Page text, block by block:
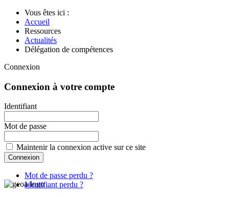
Vous êtes ici :
Accueil
Ressources
Actualités
Délégation de compétences
Connexion
Connexion à votre compte
Identifiant
Mot de passe
Maintenir la connexion active sur ce site
Mot de passe perdu ?
Identifiant perdu ?